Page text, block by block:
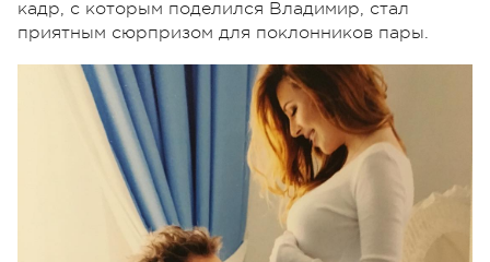
кадр, с которым поделился Владимир, стал
приятным сюрпризом для поклонников пары.